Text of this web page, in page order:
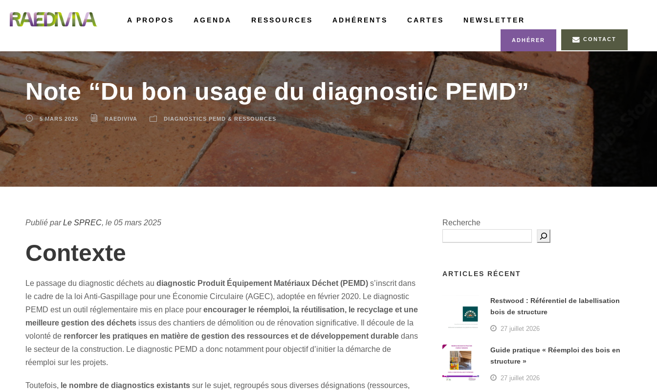
A PROPOS AGENDA RESSOURCES ADHÉRENTS CARTES NEWSLETTER
ADHÉRER CONTACT
Note “Du bon usage du diagnostic PEMD”
5 MARS 2025 RAEDIVIVA DIAGNOSTICS PEMD & RESSOURCES
Publié parLe SPREC, le 05 mars 2025
Contexte
Le passage du diagnostic déchets au diagnostic Produit Équipement Matériaux Déchet (PEMD) s’inscrit dans
le cadre de la loi Anti-Gaspillage pour une Économie Circulaire (AGEC), adoptée en février 2020. Le diagnostic
PEMD est un outil réglementaire mis en place pour encourager le réemploi, la réutilisation, le recyclage et une
meilleure gestion des déchets issus des chantiers de démolition ou de rénovation significative. Il découle de la
volonté de renforcer les pratiques en matière de gestion des ressources et de développement durable dans
le secteur de la construction. Le diagnostic PEMD a donc notamment pour objectif d’initier la démarche de
réemploi sur les projets.
Toutefois, le nombre de diagnostics existants sur le sujet, regroupés sous diverses désignations (ressources,
Recherche
ARTICLES RÉCENT
Restwood : Référentiel de labellisation
bois de structure
27 juillet 2026
Guide pratique « Réemploi des bois en
structure »
27 juillet 2026